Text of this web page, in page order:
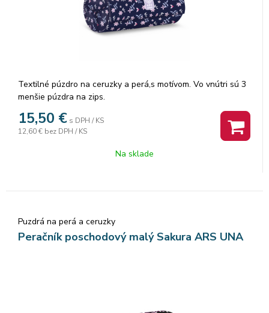
Textilné púzdro na ceruzky a perá,s motívom. Vo vnútri sú 3
menšie púzdra na zips.
15,50 € s DPH / KS
12,60 € bez DPH / KS
Na sklade
Puzdrá na perá a ceruzky
Peračník poschodový malý Sakura ARS UNA